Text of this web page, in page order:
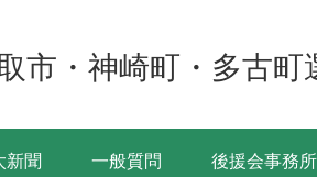
市・神崎町・多古
新聞 一般質問 後援会事務所